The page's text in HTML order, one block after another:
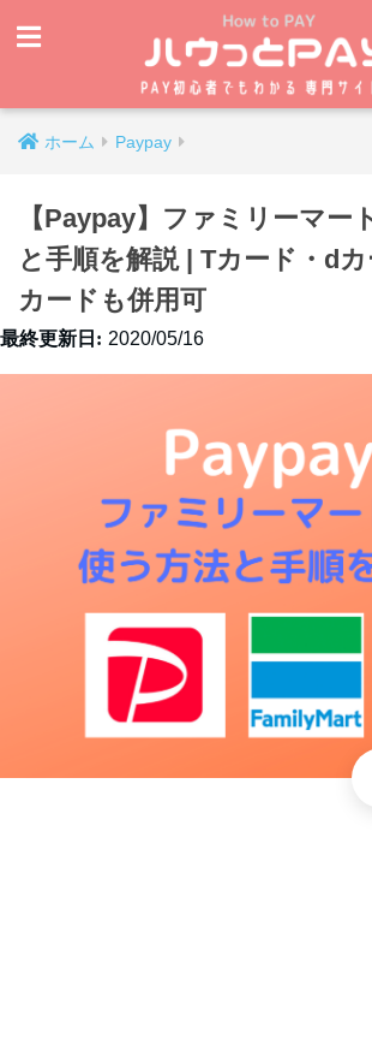
ホーム Paypay
【Paypay】ファミリーマー
と手順を解説 | Tカード・d
カードも併用可
2020/05/16